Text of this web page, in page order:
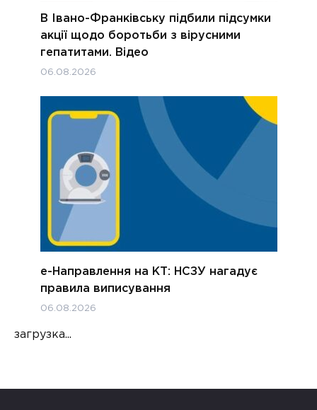
В Івано-Франківську підбили підсумки
акції щодо боротьби з вірусними
гепатитами. Відео
06.08.2026
е-Направлення на КТ: НСЗУ нагадує
правила виписування
06.08.2026
загрузка...